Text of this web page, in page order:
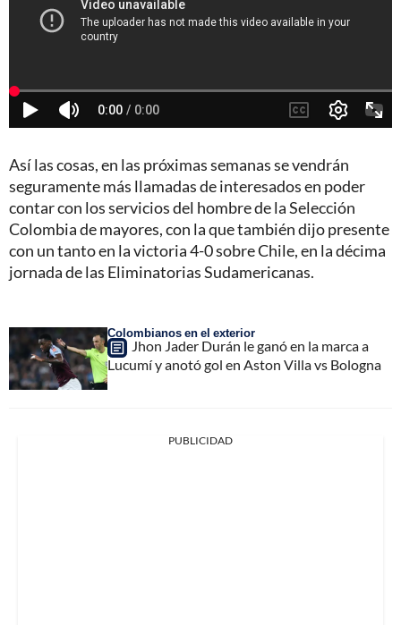
Así las cosas, en las próximas semanas se vendrán
seguramente más llamadas de interesados en poder
contar con los servicios del hombre de la Selección
Colombia de mayores, con la que también dijo presente
con un tanto en la victoria 4-0 sobre Chile, en la décima
jornada de las Eliminatorias Sudamericanas.
Colombianos en el exterior
Jhon Jader Durán le ganó en la marca a
Lucumí y anotó gol en Aston Villa vs Bologna
PUBLICIDAD